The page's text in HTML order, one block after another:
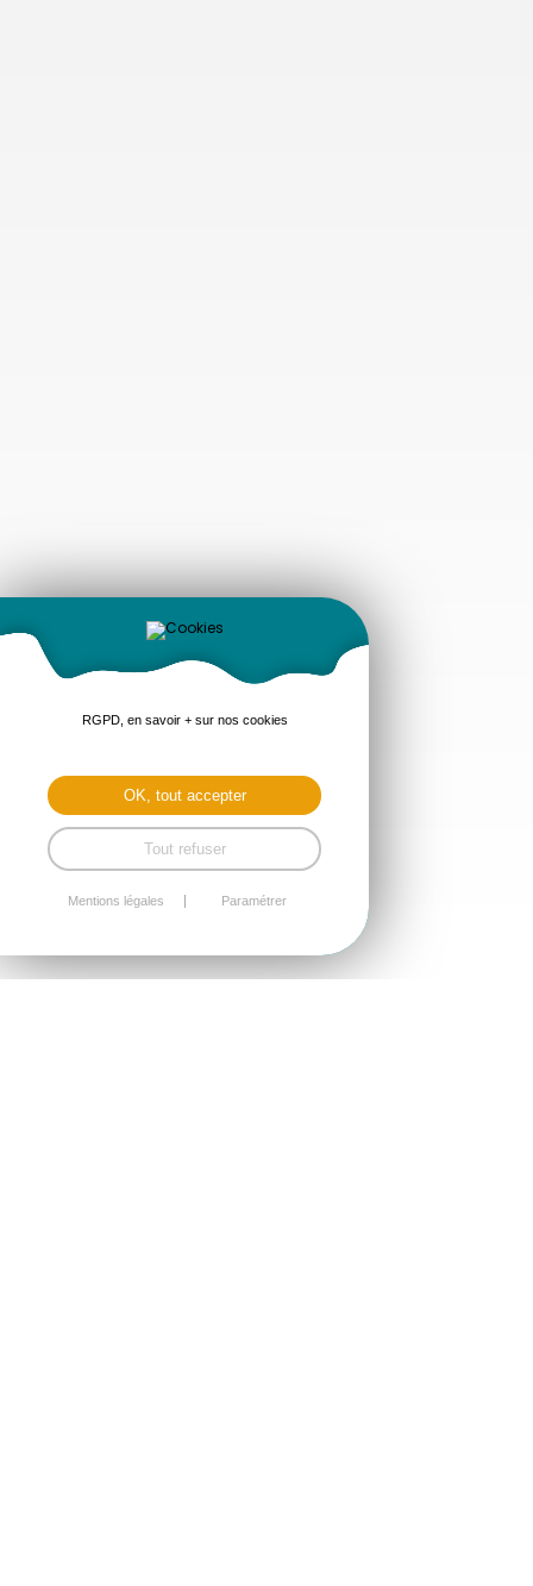
RGPD, en savoir + sur nos cookies
OK, tout accepter
Tout refuser
Mentions légales Paramétrer